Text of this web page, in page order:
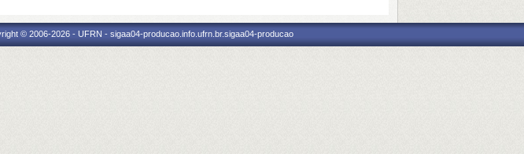
© 2006-2026 - UFRN - sigaa04-producao.info.ufrn.br.sigaa04-producao